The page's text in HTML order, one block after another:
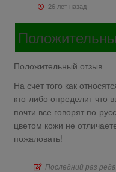
26 лет назад
Положительный отзыв
На счет того как
кто-либо определит что
почти все говорят по-
цветом кожи не
пожаловать!
Последний раз